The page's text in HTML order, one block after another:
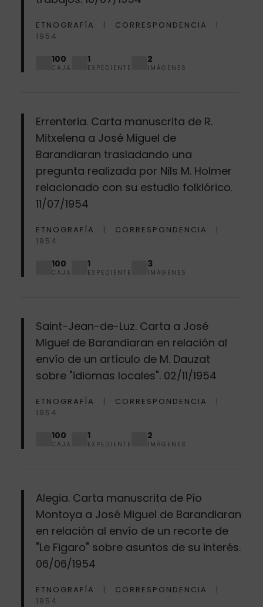
ETNOGRAFÍA
CORRESPONDENCIA
1954
100
CAJA
1
EXPEDIENTE
2
IMÁGENES
Errenteria. Carta manuscrita de R.
Mitxelena a José Miguel de
Barandiaran trasladando una
pregunta realizada por Nils M. Holmer
relacionado con su estudio folklórico.
11/07/1954
ETNOGRAFÍA
CORRESPONDENCIA
1954
100
CAJA
1
EXPEDIENTE
3
IMÁGENES
Saint-Jean-de-Luz. Carta a José
Miguel de Barandiaran en relación al
envío de un artículo de M. Dauzat
sobre "idiomas locales". 02/11/1954
ETNOGRAFÍA
CORRESPONDENCIA
1954
100
CAJA
1
EXPEDIENTE
2
IMÁGENES
Alegia. Carta manuscrita de Pío
Montoya a José Miguel de Barandiaran
en relación al envío de un recorte de
"Le Figaro" sobre asuntos de su interés.
06/06/1954
ETNOGRAFÍA
CORRESPONDENCIA
1954